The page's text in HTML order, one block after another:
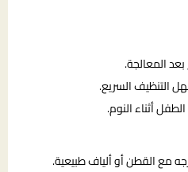
المعالجة.
التنظيف السريع.
أثناء النوم.
مع القطن أو ألياف طبيعية.